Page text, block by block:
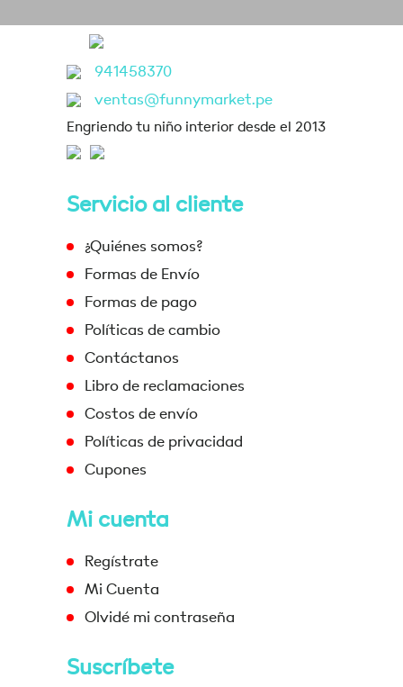
941458370
ventas@funnymarket.pe
Engriendo tu niño interior desde el 2013
Servicio al cliente
¿Quiénes somos?
Formas de Envío
Formas de pago
Políticas de cambio
Contáctanos
Libro de reclamaciones
Costos de envío
Políticas de privacidad
Cupones
Mi cuenta
Regístrate
Mi Cuenta
Olvidé mi contraseña
Suscríbete